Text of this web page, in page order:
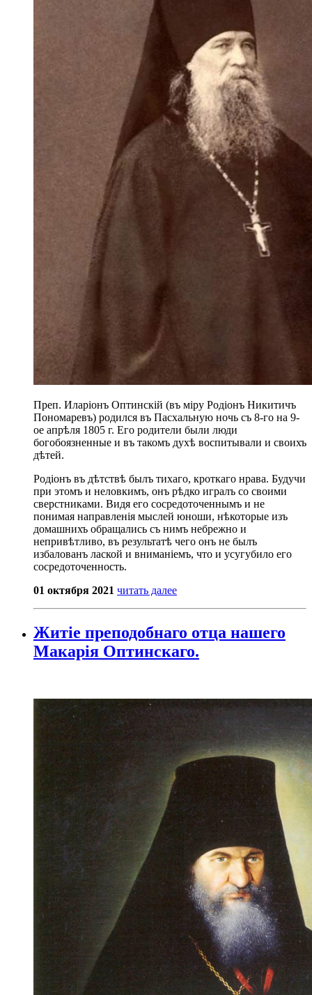
Преп. Иларіонъ Оптинскій (въ міру Родіонъ Никитичъ
Пономаревъ) родился въ Пасхальную ночь съ 8-го на 9-
ое апрѣля 1805 г. Его родители были люди
богобоязненные и въ такомъ духѣ воспитывали и своихъ
дѣтей.
Родіонъ въ дѣтствѣ былъ тихаго, кроткаго нрава. Будучи
при этомъ и неловкимъ, онъ рѣдко игралъ со своими
сверстниками. Видя его сосредоточеннымъ и не
понимая направленія мыслей юноши, нѣкоторые изъ
домашнихъ обращались съ нимъ небрежно и
непривѣтливо, въ результатѣ чего онъ не былъ
избалованъ лаской и вниманіемъ, что и усугубило его
сосредоточенность.
01 октября 2021 читать далее
Житіе преподобнаго отца нашего
Макарія Оптинскаго.